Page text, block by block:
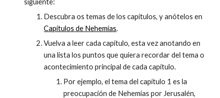
siguiente:
Descubra os temas de los capítulos, y anótelos en
Capítulos de Nehemías.
Vuelva a leer cada capítulo, esta vez anotando en
una lista los puntos que quiera recordar del tema o
acontecimiento principal de cada capítulo.
Por ejemplo, el tema del capítulo 1 es la
preocupación de Nehemías por Jerusalén,